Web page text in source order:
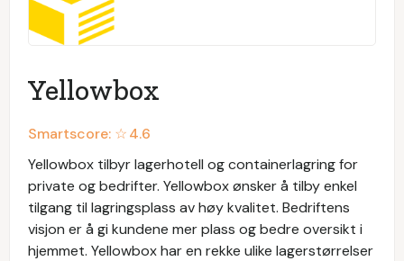
Yellowbox
Smartscore: ☆4.6
Yellowbox tilbyr lagerhotell og containerlagring for
private og bedrifter. Yellowbox ønsker å tilby enkel
tilgang til lagringsplass av høy kvalitet. Bedriftens
visjon er å gi kundene mer plass og bedre oversikt i
hjemmet. Yellowbox har en rekke ulike lagerstørrelser